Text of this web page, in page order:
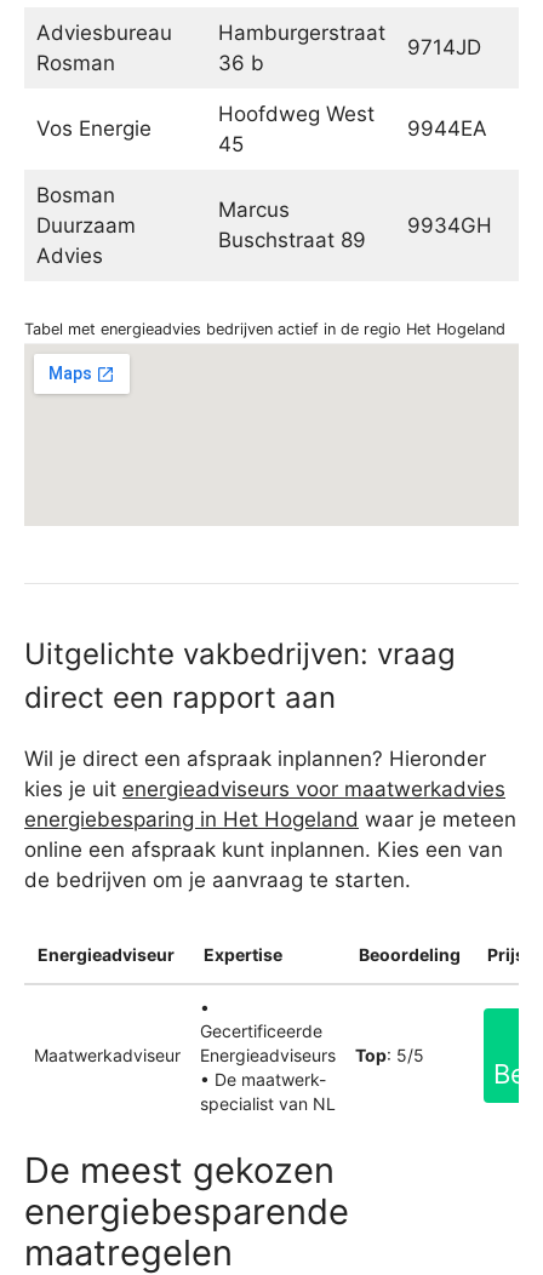
Adviesbureau
Rosman
Hamburgerstraat
36 b
9714JD
Vos Energie
Hoofdweg West
45
9944EA
Bosman
Duurzaam
Advies
Marcus
Buschstraat 89
9934GH
Tabel met energieadvies bedrijven actief in de regio Het Hogeland
Uitgelichte vakbedrijven: vraag
direct een rapport aan
Wil je direct een afspraak inplannen? Hieronder
kies je uit energieadviseurs voor maatwerkadvies
energiebesparing in Het Hogeland waar je meteen
online een afspraak kunt inplannen. Kies een van
de bedrijven om je aanvraag te starten.
Energieadviseur Expertise Beoordeling
Maatwerkadviseur
•
Gecertificeerde
Energieadviseurs
• De maatwerk-
specialist van NL
Top: 5/5
De meest gekozen
energiebesparende
maatregelen